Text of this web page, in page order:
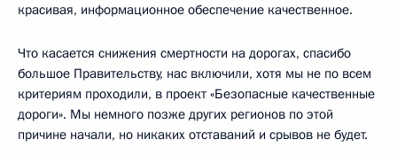
красивая, информационное обеспечение качественное.
Что касается снижения смертности на дорогах, спасибо
большое Правительству, нас включили, хотя мы не по всем
критериям проходили, в проект «Безопасные качественные
дороги». Мы немного позже других регионов по этой
причине начали, но никаких отставаний и срывов не будет.